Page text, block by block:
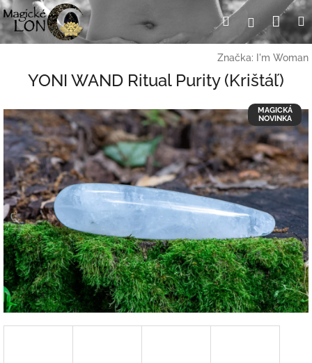
Prejsť
na
obsah
Hľadať
Značka: I'm Woman
YONI WAND Ritual Purity (Krištáľ)
MAGICKÁ
NOVINKA